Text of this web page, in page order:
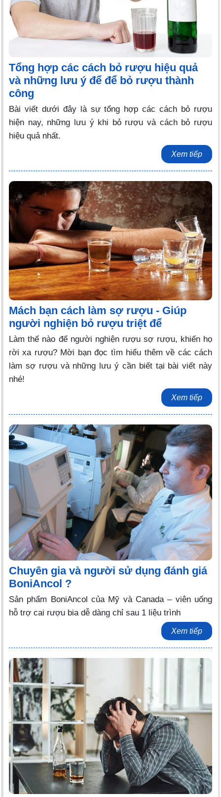
Tổng hợp các cách bỏ rượu hiệu quả
và những lưu ý để để bỏ rượu thành
công
Bài viết dưới đây là sự tổng hợp các cách bỏ rượu
hiện nay, những lưu ý khi bỏ rượu và cách bỏ rượu
hiệu quả nhất.
Xem tiếp
Mách bạn cách làm sợ rượu - Giúp
người nghiện bỏ rượu triệt để
Làm thế nào để người nghiện rượu sợ rượu, khiến họ
rời xa rượu? Mời bạn đọc tìm hiểu thêm về các cách
làm sợ rượu và những lưu ý cần biết tại bài viết này
nhé!
Xem tiếp
Chuyên gia và người sử dụng đánh giá
BoniAncol ?
Sản phẩm BoniAncol của Mỹ và Canada – viên uống
hỗ trợ cai rượu bia dễ dàng chỉ sau 1 liệu trình
Xem tiếp